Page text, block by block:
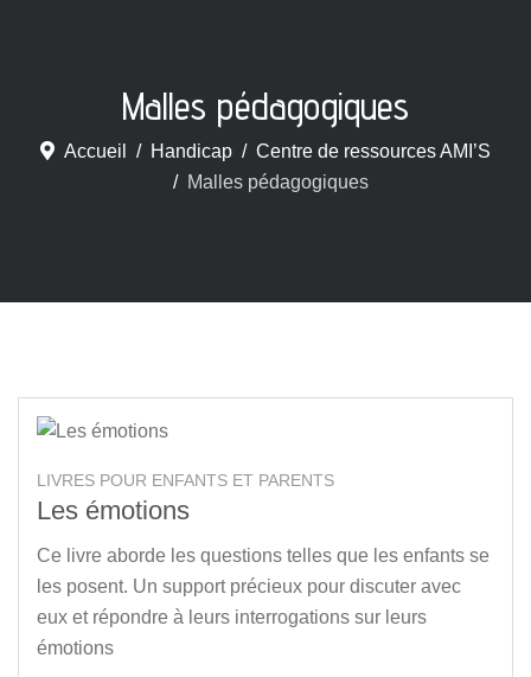
Malles pédagogiques
Accueil Handicap
Centre de ressources AMI’S
Malles pédagogiques
LIVRES POUR ENFANTS ET PARENTS
Les émotions
Ce livre aborde les questions telles que les enfants se
les posent. Un support précieux pour discuter avec
eux et répondre à leurs interrogations sur leurs
émotions